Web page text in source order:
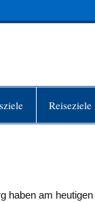
Reiseziele
haben am